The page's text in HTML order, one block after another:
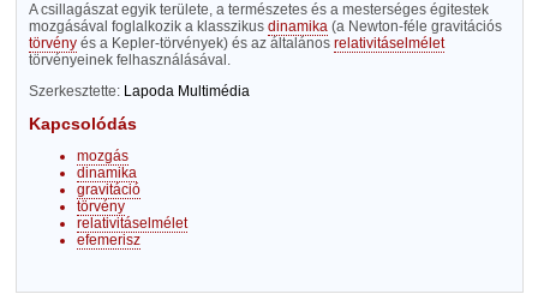
A csillagászat egyik területe, a természetes és a mesterséges égitestek
mozgásával foglalkozik a klasszikus dinamika(a Newton-féle gravitációs
törvényés a Kepler-törvények) és az általános relativitáselmélet
törvényeinek felhasználásával.
Szerkesztette: Lapoda Multimédia
Kapcsolódás
mozgás
dinamika
gravitáció
törvény
relativitáselmélet
efemerisz